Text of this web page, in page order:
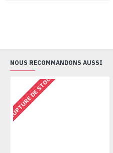
NOUS RECOMMANDONS AUSSI
RUPTURE DE STOCK